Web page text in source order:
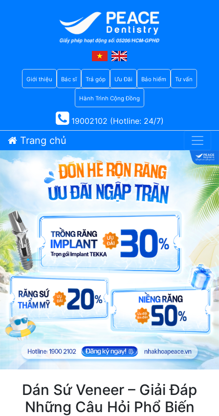
Giới thiệu Bác sĩ Trả góp Ưu Đãi Bảo hiểm Tư vấn
Hành Trình Cộng Đồng
19002102 (Hotline: 24/7)
Trang chủ
Dán Sứ Veneer – Giải Đáp
Những Câu Hỏi Phổ Biến